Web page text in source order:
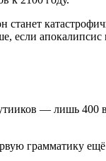
— лишь 400
грамматику